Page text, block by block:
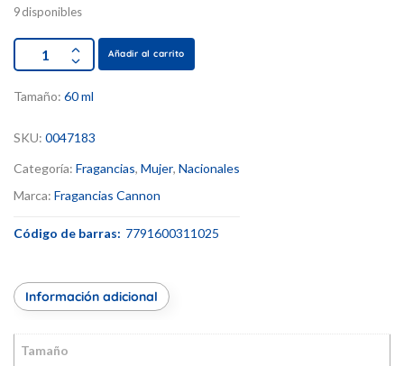
9 disponibles
Añadir al carrito
Tamaño: 60 ml
SKU: 0047183
Categoría: Fragancias, Mujer, Nacionales
Marca: Fragancias Cannon
Código de barras: 7791600311025
Información adicional
Tamaño